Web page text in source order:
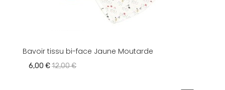
Bavoir tissu bi-face Jaune Moutarde
6,00 €12,00 €